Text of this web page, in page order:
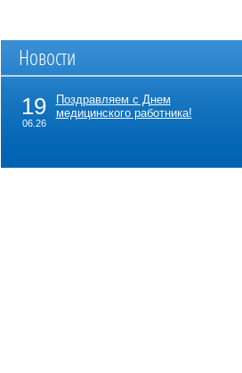
Новости
19
06.26
Поздравляем с Днем
медицинского работника!